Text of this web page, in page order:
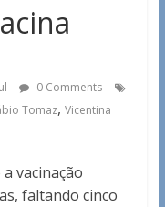
0 Comments
Tomaz, Vicentina
vacinação
faltando cinco